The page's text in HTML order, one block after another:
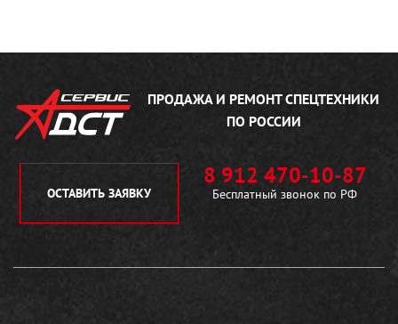
ПРОДАЖА И РЕМОНТСПЕЦТЕХНИКИ
ПО РОССИИ
ОСТАВИТЬ ЗАЯВКУ
8 912 470-10-87
Бесплатный звонок по РФ